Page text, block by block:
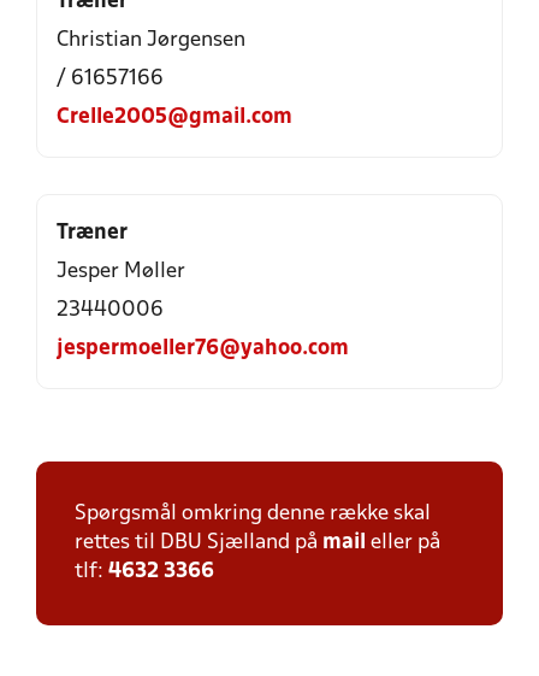
Christian Jørgensen
/ 61657166
Crelle2005@gmail.com
Træner
Jesper Møller
23440006
jespermoeller76@yahoo.com
Spørgsmål omkring denne række skal
rettes til DBU Sjælland på mail eller på
tlf: 4632 3366